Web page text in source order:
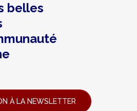
belles
À LA NEWSLETTER